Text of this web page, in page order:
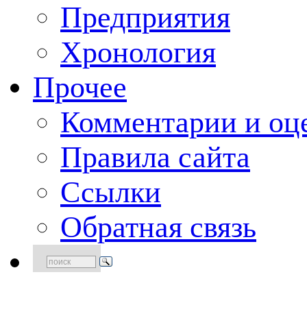
Предприятия
Хронология
Прочее
Комментарии и
Правила сайта
Ссылки
Обратная связь